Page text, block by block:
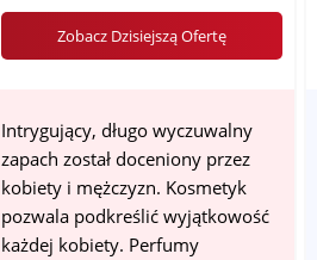
Zobacz Dzisiejszą Ofertę
Intrygujący, długo wyczuwalny
zapach został doceniony przez
kobiety i mężczyzn. Kosmetyk
pozwala podkreślić wyjątkowość
każdej kobiety. Perfumy